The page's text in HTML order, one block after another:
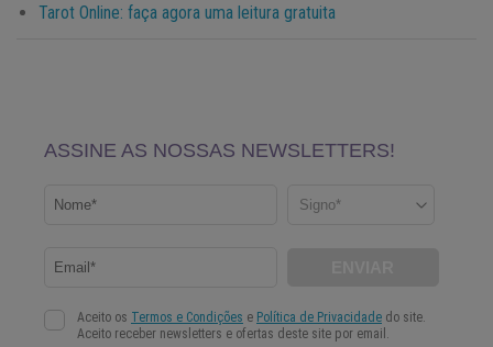
Tarot Online: faça agora uma leitura gratuita